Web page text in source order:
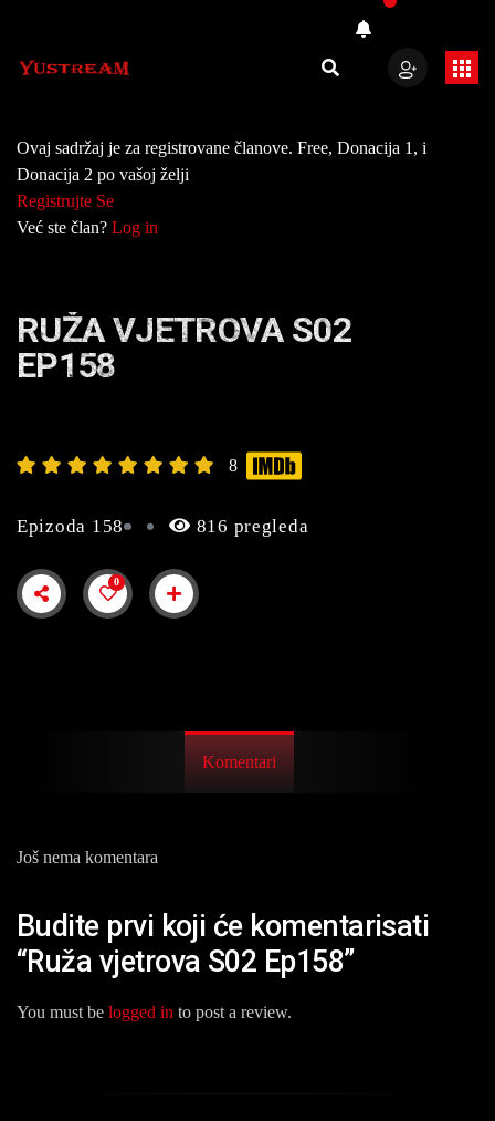
Ovaj sadržaj je za registrovane članove. Free, Donacija 1, i
Donacija 2 po vašoj želji
Registrujte Se
Već ste član? Log in
RUŽA VJETROVA S02
EP158
8
Epizoda 158 816 pregleda
0
Komentari
Još nema komentara
Budite prvi koji će komentarisati
“Ruža vjetrova S02 Ep158”
You must be logged in to post a review.